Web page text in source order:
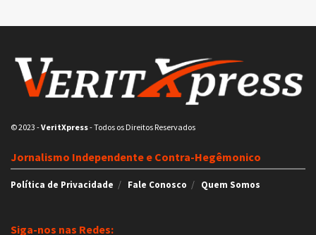
© 2023 -VeritXpress- Todos os Direitos Reservados
Jornalismo Independente e Contra-Hegêmonico
Política de Privacidade Fale Conosco Quem Somos
Siga-nos nas Redes: